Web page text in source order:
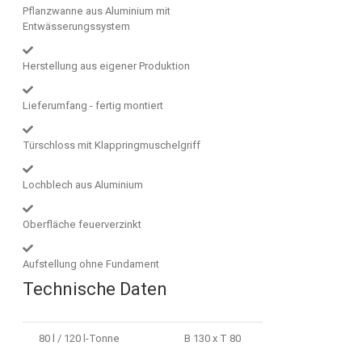
Pflanzwanne aus Aluminium mit
Entwässerungssystem
Herstellung aus eigener Produktion
Lieferumfang - fertig montiert
Türschloss mit Klappringmuschelgriff
Lochblech aus Aluminium
Oberfläche feuerverzinkt
Aufstellung ohne Fundament
Technische Daten
80 l / 120 l-Tonne
B 130 x T 80